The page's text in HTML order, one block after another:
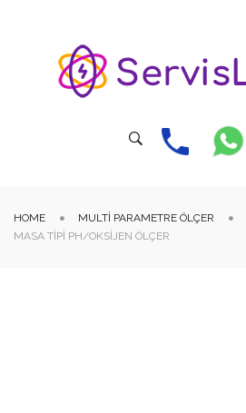
HOME MULTI PARAMETRE ÖLÇER
MASA TIPI PH/OKSIJEN ÖLÇER